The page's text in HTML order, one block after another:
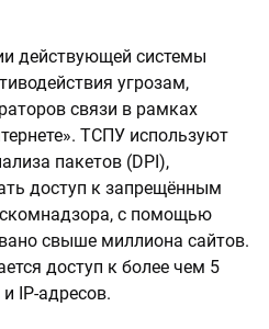
действующей системы
угрозам,
связи в рамках
ТСПУ используют
пакетов (DPI),
доступ к запрещённым
с помощью
свыше миллиона сайтов.
доступ к более чем 5
IP-адресов.